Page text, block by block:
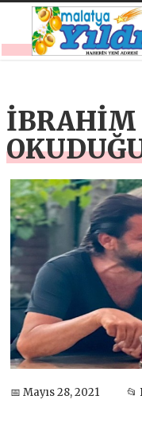
İBRAHİM
📅 Mayıs 28, 2021 📂